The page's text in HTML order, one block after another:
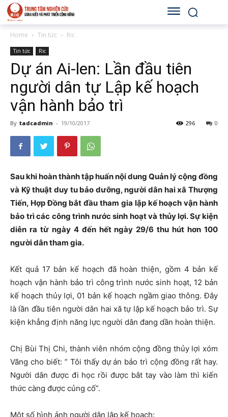
Home Tin tức Ric
Tin tức Ric
Dự án Ai-len: Lần đầu tiên
người dân tự Lập kế hoạch
vận hành bảo trì
By tadcadmin - 19/10/2017 0
296
Sau khi hoàn thành tập huấn nội dung Quản lý cộng đồng
và Kỹ thuật duy tu bảo dưỡng, người dân hai xã Thượng
Tiến, Hợp Đồng bắt đầu tham gia lập kế hoạch vận hành
bảo trì các công trình nước sinh hoạt và thủy lợi. Sự kiện
diễn ra từ ngày 4 đến hết ngày 29/6 thu hút hơn 100
người dân tham gia.
Kết quả 17 bản kế hoạch đã hoàn thiện, gồm 4 bản kế
hoạch vận hành bảo trì công trình nước sinh hoạt, 12 bản
kế hoạch thủy lợi, 01 bản kế hoạch ngầm giao thông. Đây
là lần đầu tiên người dân hai xã tự lập kế hoạch bảo trì. Sự
kiện khẳng định năng lực người dân đang dần hoàn thiện.
Chị Bùi Thị Chi, thành viên nhóm cộng đồng thủy lợi xóm
Vãng cho biết: ” Tôi thấy dự án bảo trì cộng đồng rất hay.
Người dân được đi học rồi được bắt tay vào làm thì kiến
thức càng được củng cố”.
Một số hình ảnh người dân lập kế hoạch: